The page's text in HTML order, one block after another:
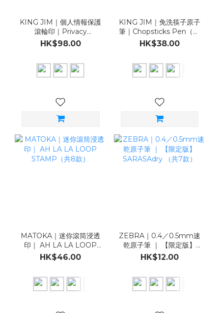
KING JIM｜個人情報保護
滾輪印｜Privacy
Roller（共3款）
HK$98.00
KING JIM｜免洗筷子原子
筆｜Chopsticks Pen（共
5款）
HK$38.00
MATOKA｜迷你滾筒浸透
印｜ AH LA LA LOOP
STAMP（共8款）
HK$46.00
ZEBRA｜0.4／0.5mm速
乾原子筆 ｜ 【限定版】
SARASAdry （共7款）
HK$12.00